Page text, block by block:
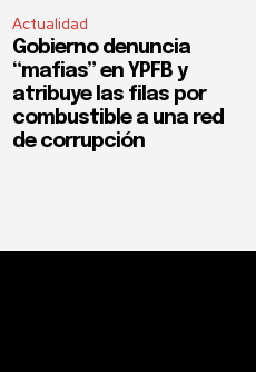
Actualidad
Gobierno denuncia
“mafias” en YPFB y
atribuye las filas por
combustible a una red
de corrupción